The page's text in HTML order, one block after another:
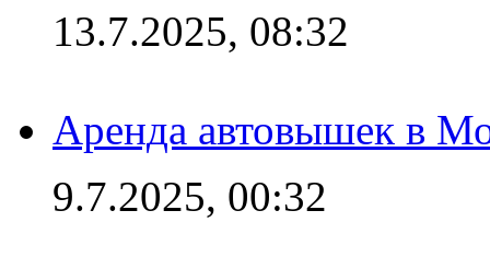
13.7.2025, 08:32
Аренда автовышек в
9.7.2025, 00:32